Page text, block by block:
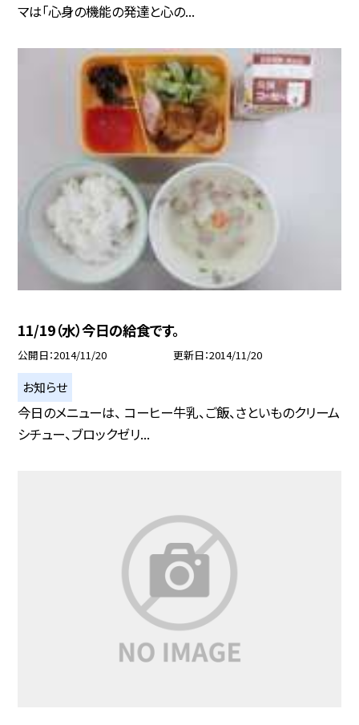
マは「心身の機能の発達と心の...
11/19（水）今日の給食です。
公開日 2014/11/20 更新日 2014/11/20
お知らせ
今日のメニューは、 コーヒー牛乳、ご飯、さといものクリーム
シチュー、ブロックゼリ...